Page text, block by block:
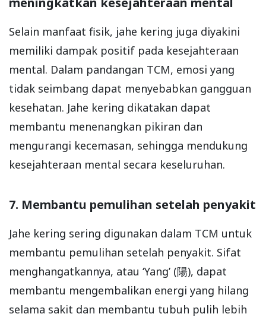
Selain manfaat fisik, jahe kering juga diyakini
memiliki dampak positif pada kesejahteraan
mental. Dalam pandangan TCM, emosi yang
tidak seimbang dapat menyebabkan gangguan
kesehatan. Jahe kering dikatakan dapat
membantu menenangkan pikiran dan
mengurangi kecemasan, sehingga mendukung
kesejahteraan mental secara keseluruhan.
7. Membantu pemulihan setelah penyakit
Jahe kering sering digunakan dalam TCM untuk
membantu pemulihan setelah penyakit. Sifat
menghangatkannya, atau ‘Yang’ (陽), dapat
membantu mengembalikan energi yang hilang
selama sakit dan membantu tubuh pulih lebih